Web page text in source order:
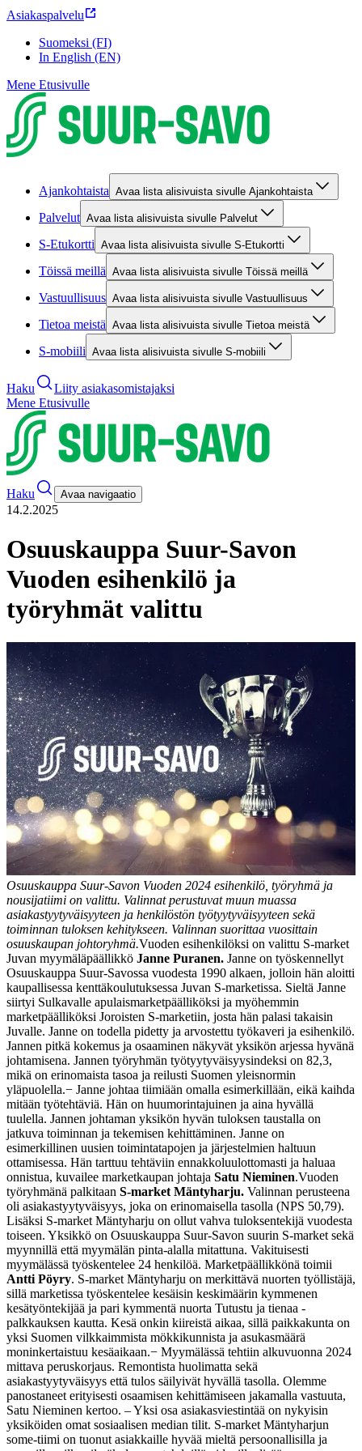
Asiakaspalvelu
Suomeksi (FI)
In English (EN)
Mene Etusivulle
Ajankohtaista Avaa lista alisivuista sivulle Ajankohtaista
Palvelut Avaa lista alisivuista sivulle Palvelut
S-Etukortti Avaa lista alisivuista sivulle S-Etukortti
Töissä meillä Avaa lista alisivuista sivulle Töissä meillä
Vastuullisuus Avaa lista alisivuista sivulle Vastuullisuus
Tietoa meistä Avaa lista alisivuista sivulle Tietoa meistä
S-mobiili Avaa lista alisivuista sivulle S-mobiili
Haku
Liity asiakasomistajaksi
Mene Etusivulle
Haku Avaa navigaatio
14.2.2025
Osuuskauppa Suur-Savon
Vuoden esihenkilö ja
työryhmät valittu
Osuuskauppa Suur-Savon Vuoden 2024 esihenkilö, työryhmä ja
nousijatiimi on valittu. Valinnat perustuvat muun muassa
asiakastyytyväisyyteen ja henkilöstön työtyytyväisyyteen sekä
toiminnan tuloksen kehitykseen. Valinnan suorittaa vuosittain
osuuskaupan johtoryhmä.Vuoden esihenkilöksi on valittu S-market
Juvan myymäläpäällikkö Janne Puranen. Janne on työskennellyt
Osuuskauppa Suur-Savossa vuodesta 1990 alkaen, jolloin hän aloitti
kaupallisessa kenttäkoulutuksessa Juvan S-marketissa. Sieltä Janne
siirtyi Sulkavalle apulaismarketpäälliköksi ja myöhemmin
marketpäälliköksi Joroisten S-marketiin, josta hän palasi takaisin
Juvalle. Janne on todella pidetty ja arvostettu työkaveri ja esihenkilö.
Jannen pitkä kokemus ja osaaminen näkyvät yksikön arjessa hyvänä
johtamisena. Jannen työryhmän työtyytyväisyysindeksi on 82,3,
mikä on erinomaista tasoa ja reilusti Suomen yleisnormin
yläpuolella.− Janne johtaa tiimiään omalla esimerkillään, eikä kaihda
mitään työtehtäviä. Hän on huumorintajuinen ja aina hyvällä
tuulella. Jannen johtaman yksikön hyvän tuloksen taustalla on
jatkuva toiminnan ja tekemisen kehittäminen. Janne on
esimerkillinen uusien toimintatapojen ja järjestelmien haltuun
ottamisessa. Hän tarttuu tehtäviin ennakkoluulottomasti ja haluaa
onnistua, kuvailee marketkaupan johtaja Satu Nieminen.Vuoden
työryhmänä palkitaan S-market Mäntyharju. Valinnan perusteena
oli asiakastyytyväisyys, joka on erinomaisella tasolla (NPS 50,79).
Lisäksi S-market Mäntyharju on ollut vahva tuloksentekijä vuodesta
toiseen. Yksikkö on Osuuskauppa Suur-Savon suurin S-market sekä
myynnillä että myymälän pinta-alalla mitattuna. Vakituisesti
myymälässä työskentelee 24 henkilöä. Marketpäällikkönä toimii
Antti Pöyry. S-market Mäntyharju on merkittävä nuorten työllistäjä,
sillä marketissa työskentelee kesäisin keskimäärin kymmenen
kesätyöntekijää ja pari kymmentä nuorta Tutustu ja tienaa -
palkkauksen kautta. Kesä onkin kiireistä aikaa, sillä paikkakunta on
yksi Suomen vilkkaimmista mökkikunnista ja asukasmäärä
moninkertaistuu kesäaikaan.− Myymälässä tehtiin alkuvuonna 2024
mittava peruskorjaus. Remontista huolimatta sekä
asiakastyytyväisyys että tulos säilyivät hyvällä tasolla. Olemme
panostaneet erityisesti osaamisen kehittämiseen jakamalla vastuuta,
Satu Nieminen kertoo. – Yksi osa asiakasviestintää on nykyisin
yksiköiden omat sosiaalisen median tilit. S-market Mäntyharjun
some-tiimi on tuonut asiakkaille hyvää mieltä persoonallisilla ja